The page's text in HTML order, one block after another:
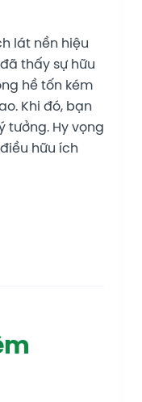
lát nền hiệu
thấy sự hữu
hề tốn kém
Khi đó, bạn
tưởng. Hy vọng
hữu ích